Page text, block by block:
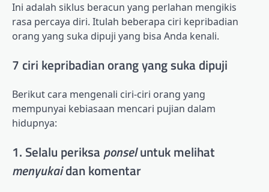
Ini adalah siklus beracun yang perlahan mengikis
rasa percaya diri. Itulah beberapa ciri kepribadian
orang yang suka dipuji yang bisa Anda kenali.
7 ciri kepribadian orang yang suka dipuji
Berikut cara mengenali ciri-ciri orang yang
mempunyai kebiasaan mencari pujian dalam
hidupnya:
1. Selalu periksa ponseluntuk melihat
menyukaidan komentar